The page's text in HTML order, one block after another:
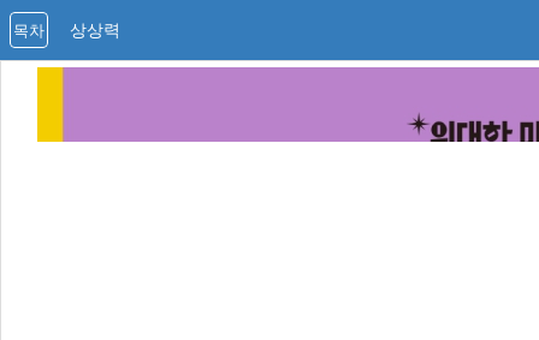
상상력
목차